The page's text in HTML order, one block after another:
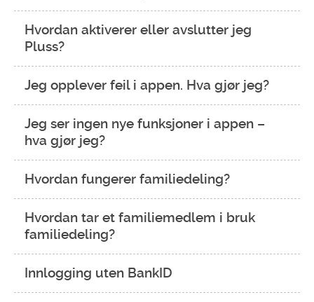
Hvordan aktiverer eller avslutter jeg
Pluss?
Jeg opplever feil i appen. Hva gjør jeg?
Jeg ser ingen nye funksjoner i appen –
hva gjør jeg?
Hvordan fungerer familiedeling?
Hvordan tar et familiemedlem i bruk
familiedeling?
Innlogging uten BankID